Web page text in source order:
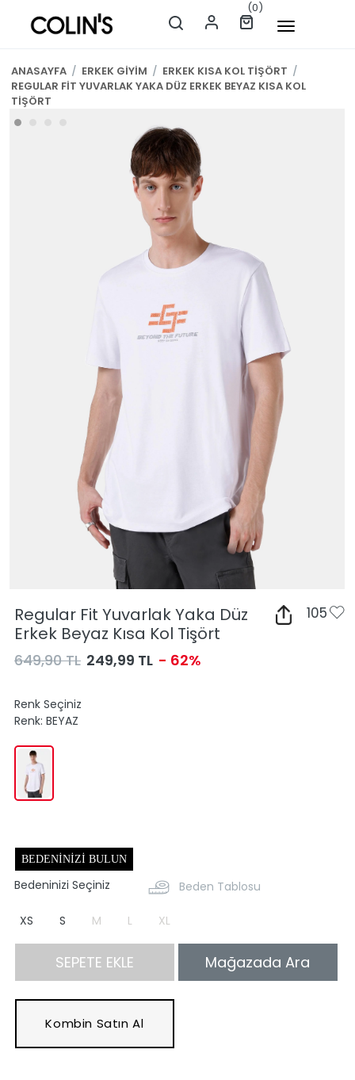
(0)
ANASAYFA / ERKEK GİYİM / ERKEK KISA KOL TİŞÖRT /
REGULAR FİT YUVARLAK YAKA DÜZ ERKEK BEYAZ KISA KOL
TİŞÖRT
Regular Fit Yuvarlak Yaka Düz
Erkek Beyaz Kısa Kol Tişört
105
649,90 TL 249,99 TL - 62%
Renk Seçiniz
Renk: BEYAZ
BEDENINIZI BULUN
Bedeninizi Seçiniz Beden Tablosu
XS S M L XL
SEPETE EKLE Mağazada Ara
Kombin Satın Al